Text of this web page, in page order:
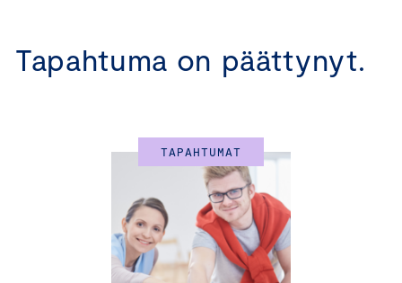
Mistä yrityksesi toimintaan vaikuttavista asioista
Parhaimmillaan EU-lainsäädäntöön voi vaikuttaa siten,
että se on suotuisaa ja tukee suomalaisten yritysten
liiketoimintaa. Komissiolla, parlamentilla ja neuvostolla
on kaikilla omat tehtävänsä ja vaikuttamistyön kannalta
niiden tehtävien ymmärtäminen on todella tärkeää.
Tapahtuma on päättynyt.
TAPAHTUMAT